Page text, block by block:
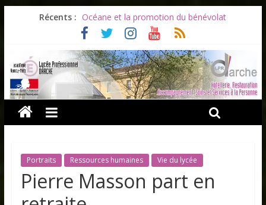
Récents : Océane et la promotion du bénévolat
Bonnes vacances à tous !
Infos rentrée septembre 2026
Soirée d’adieux au Lycée Darche
Les ULiS en haut du podium
Portraits Ressources humaines Vie du lycée
Pierre Masson part en